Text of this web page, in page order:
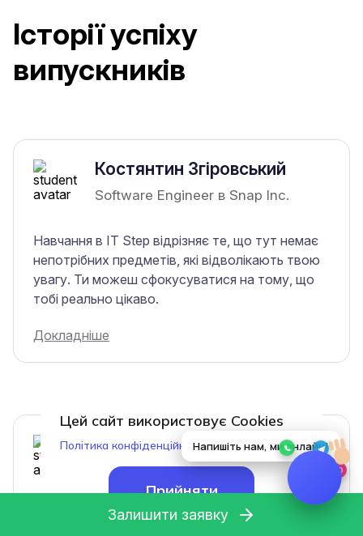
Історії успіху
випускників
Костянтин Згіровський
Software Engineer в Snap Inc.
Навчання в IT Step відрізняє те, що тут немає
непотрібних предметів, які відволікають твою
увагу. Ти можеш сфокусуватися на тому, що
тобі реально цікаво.
Докладніше
Яценко Євген
Project manager в PINGUIN-
STUDIO
Цей сайт використовує Cookies
Політика конфіденційності
Прийняти
Залишити заявку